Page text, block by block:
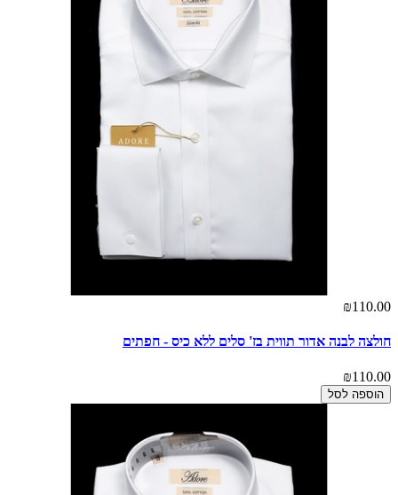
₪110.00
חולצה לבנה אדור תווית בז' סלים ללא כיס - חפתים
₪110.00
הוספה לסל